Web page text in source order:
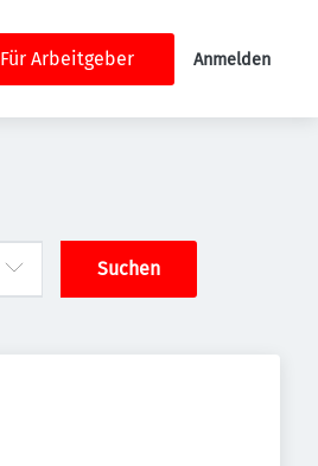
Für Arbeitgeber Anmelden
Suchen